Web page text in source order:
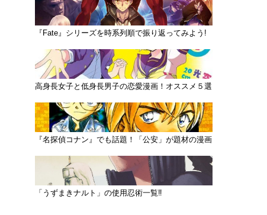
『Fate』シリーズを時系列順で振り返ってみよう!
高身長女子と低身長男子の恋愛漫画！オススメ５選
『名探偵コナン』でも話題！「公安」が題材の漫画
「うずまきナルト」の使用忍術一覧‼